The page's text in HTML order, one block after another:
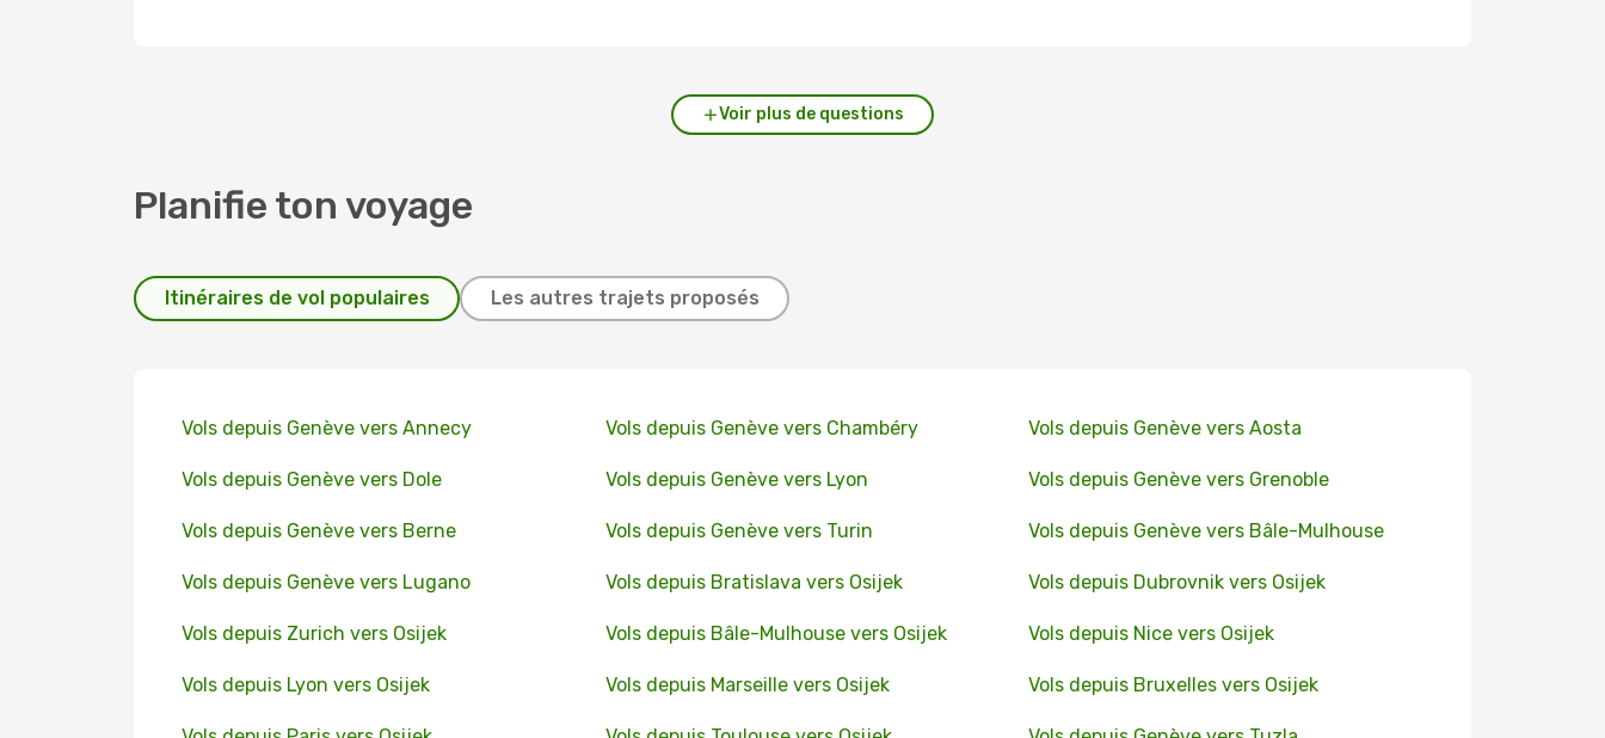
Voir plus de questions
Planifie ton voyage
Itinéraires de vol populaires Les autres trajets proposés
Vols depuis Genève vers Annecy Vols depuis Genève vers Chambéry Vols depuis Genève vers Aosta
Vols depuis Genève vers Dole Vols depuis Genève vers Lyon Vols depuis Genève vers Grenoble
Vols depuis Genève vers Berne Vols depuis Genève vers Turin Vols depuis Genève vers Bâle-Mulhouse
Vols depuis Genève vers Lugano Vols depuis Bratislava vers Osijek Vols depuis Dubrovnik vers Osijek
Vols depuis Zurich vers Osijek Vols depuis Bâle-Mulhouse vers Osijek Vols depuis Nice vers Osijek
Vols depuis Lyon vers Osijek Vols depuis Marseille vers Osijek Vols depuis Bruxelles vers Osijek